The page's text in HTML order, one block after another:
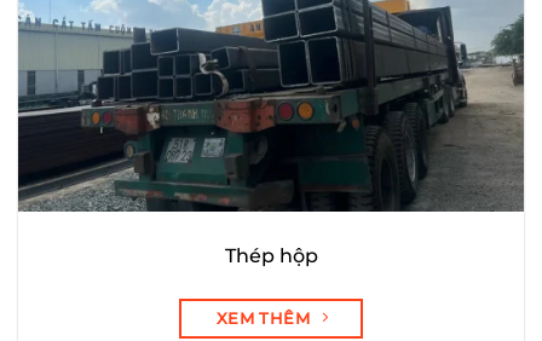
Thép hộp
XEM THÊM